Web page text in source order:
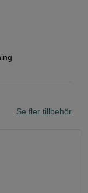
Se fler tillbehör